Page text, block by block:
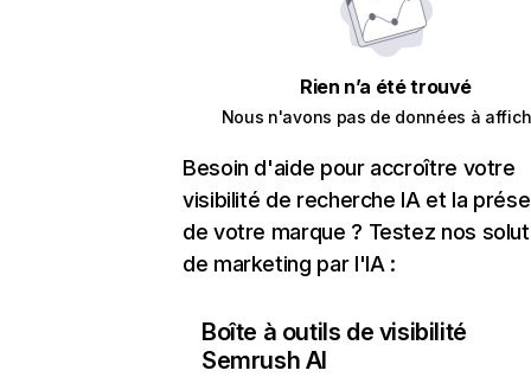
Rien n’a été trouvé
Nous n'avons pas de données à
Besoin d'aide pour accroître votre
visibilité de recherche IA et la
de votre marque ? Testez nos
de marketing par l'IA :
Boîte à outils de visibilité
Semrush AI